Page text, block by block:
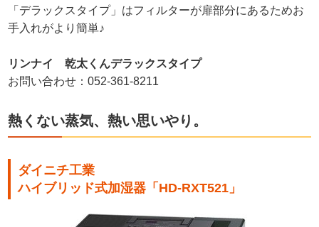
「デラックスタイプ」はフィルターが扉部分にあるためお
手入れがより簡単♪
リンナイ 乾太くんデラックスタイプ
お問い合わせ：052-361-8211
熱くない蒸気、熱い思いやり。
ダイニチ工業
ハイブリッド式加湿器「HD-RXT521」